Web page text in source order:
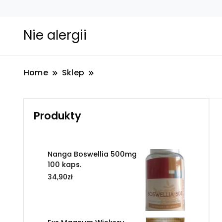
Nie alergii
Home Sklep
Produkty
Nanga Boswellia 500mg
100 kaps.
34,90zł